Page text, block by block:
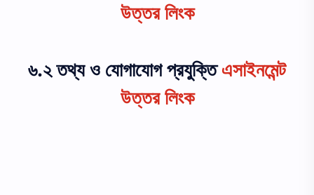
উত্তর লিংক
৬.২ তথ্য ও যোগাযোগ প্রযুক্তিএসাইনমেন্ট
উত্তর লিংক